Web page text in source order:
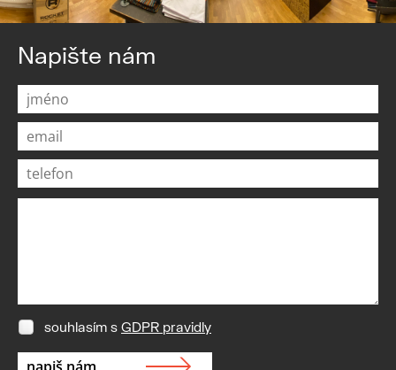
Napište nám
souhlasím s GDPR pravidly